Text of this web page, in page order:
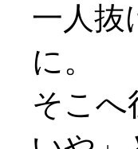
一人抜
に。
そこへ